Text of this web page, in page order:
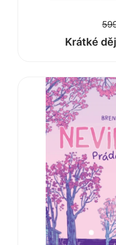
Krátké